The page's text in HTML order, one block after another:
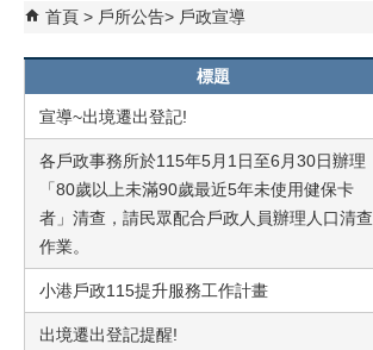
首頁 戶所公告 戶政宣導
標題
宣導~出境遷出登記!
各戶政事務所於115年5月1日至6月30日辦理
「80歲以上未滿90歲最近5年未使用健保卡
者」清查，請民眾配合戶政人員辦理人口清查
作業。
小港戶政115提升服務工作計畫
出境遷出登記提醒!